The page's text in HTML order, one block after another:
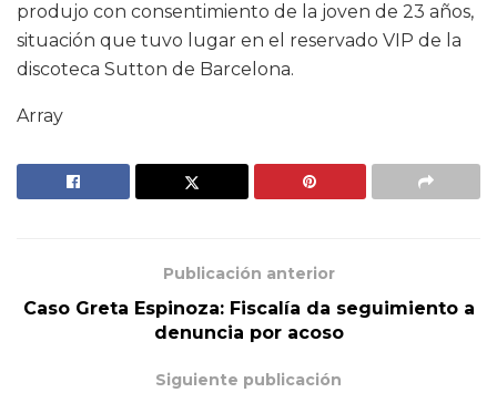
produjo con consentimiento de la joven de 23 años,
situación que tuvo lugar en el reservado VIP de la
discoteca Sutton de Barcelona.
Array
Publicación anterior
Caso Greta Espinoza: Fiscalía da seguimiento a
denuncia por acoso
Siguiente publicación